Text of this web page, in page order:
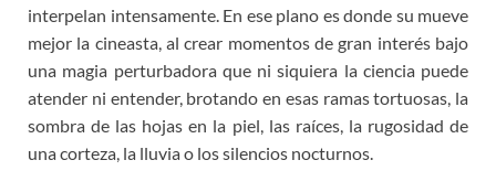
interpelan intensamente. En ese plano es donde su mueve
mejor la cineasta, al crear momentos de gran interés bajo
una magia perturbadora que ni siquiera la ciencia puede
atender ni entender, brotando en esas ramas tortuosas, la
sombra de las hojas en la piel, las raíces, la rugosidad de
una corteza, la lluvia o los silencios nocturnos.